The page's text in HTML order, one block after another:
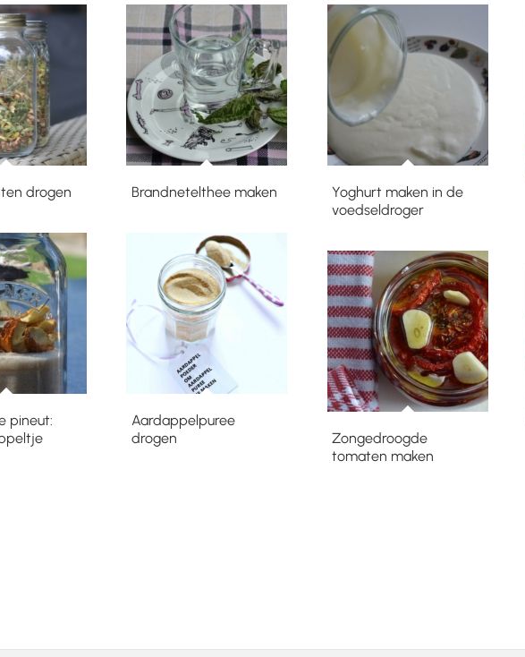
drogen Brandnetelthee maken
Yoghurt maken in de
voedseldroger
pineut:
Aardappelpuree
drogen
Zongedroogde
tomaten maken